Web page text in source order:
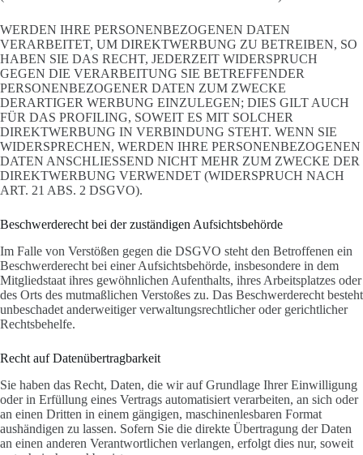
WERDEN IHRE PERSONENBEZOGENEN DATEN
VERARBEITET, UM DIREKTWERBUNG ZU BETREIBEN, SO
HABEN SIE DAS RECHT, JEDERZEIT WIDERSPRUCH
GEGEN DIE VERARBEITUNG SIE BETREFFENDER
PERSONENBEZOGENER DATEN ZUM ZWECKE
DERARTIGER WERBUNG EINZULEGEN; DIES GILT AUCH
FÜR DAS PROFILING, SOWEIT ES MIT SOLCHER
DIREKTWERBUNG IN VERBINDUNG STEHT. WENN SIE
WIDERSPRECHEN, WERDEN IHRE PERSONENBEZOGENEN
DATEN ANSCHLIESSEND NICHT MEHR ZUM ZWECKE DER
DIREKTWERBUNG VERWENDET (WIDERSPRUCH NACH
ART. 21 ABS. 2 DSGVO).
Beschwerderecht bei der zuständigen Aufsichtsbehörde
Im Falle von Verstößen gegen die DSGVO steht den Betroffenen ein
Beschwerderecht bei einer Aufsichtsbehörde, insbesondere in dem
Mitgliedstaat ihres gewöhnlichen Aufenthalts, ihres Arbeitsplatzes oder
des Orts des mutmaßlichen Verstoßes zu. Das Beschwerderecht besteht
unbeschadet anderweitiger verwaltungsrechtlicher oder gerichtlicher
Rechtsbehelfe.
Recht auf Datenübertragbarkeit
Sie haben das Recht, Daten, die wir auf Grundlage Ihrer Einwilligung
oder in Erfüllung eines Vertrags automatisiert verarbeiten, an sich oder
an einen Dritten in einem gängigen, maschinenlesbaren Format
aushändigen zu lassen. Sofern Sie die direkte Übertragung der Daten
an einen anderen Verantwortlichen verlangen, erfolgt dies nur, soweit